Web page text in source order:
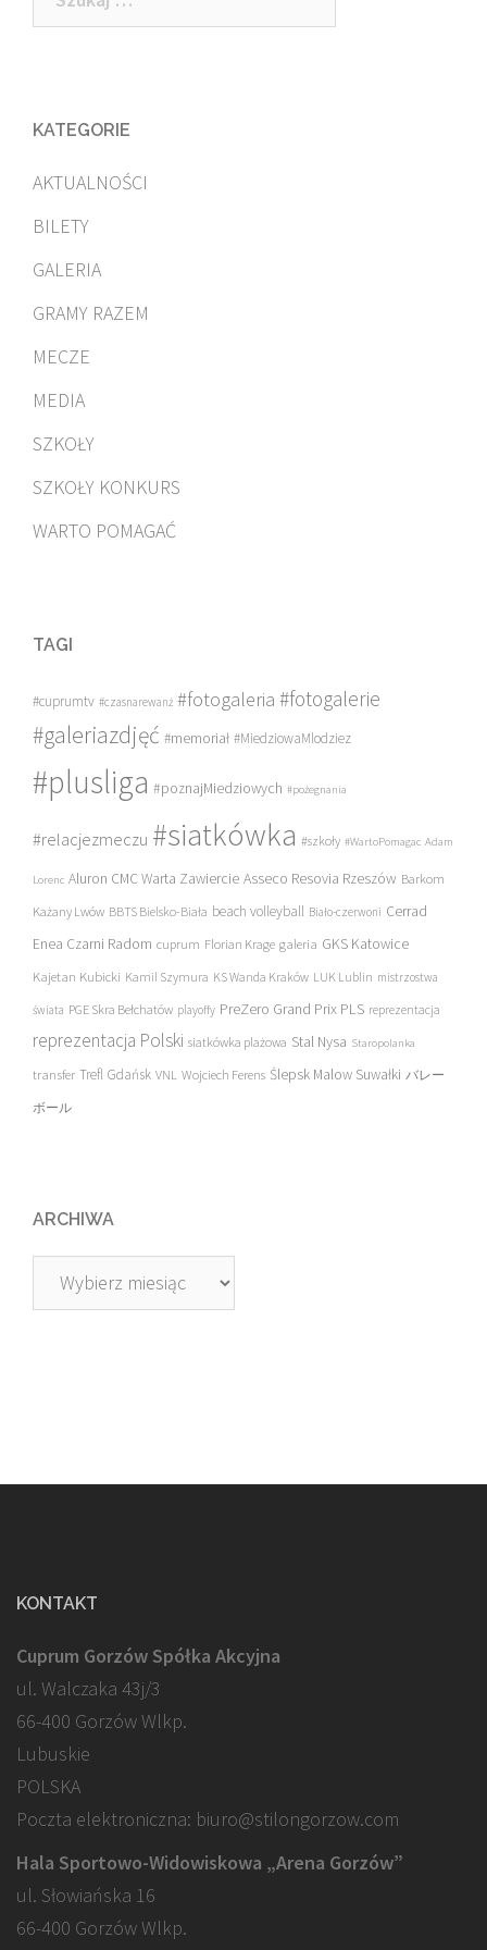
KATEGORIE
AKTUALNOŚCI
BILETY
GALERIA
GRAMY RAZEM
MECZE
MEDIA
SZKOŁY
SZKOŁY KONKURS
WARTO POMAGAĆ
TAGI
#cuprumtv #czasnarewanż #fotogaleria #fotogalerie
#galeriazdjęć #memoriał #MiedziowaMlodziez
#plusliga #poznajMiedziowych #pożegnania
#relacjezmeczu #siatkówka #szkoły #WartoPomagac Adam
Lorenc Aluron CMC Warta Zawiercie Asseco Resovia Rzeszów Barkom
Każany Lwów BBTS Bielsko-Biała beach volleyball Biało-czerwoni Cerrad
Enea Czarni Radom cuprum Florian Krage galeria GKS Katowice
Kajetan Kubicki Kamil Szymura KS Wanda Kraków LUK Lublin mistrzostwa
świata PGE Skra Bełchatów playoffy PreZero Grand Prix PLS reprezentacja
reprezentacja Polski siatkówka plażowa Stal Nysa Staropolanka
transfer Trefl Gdańsk VNL Wojciech Ferens Ślepsk Malow Suwałki バレー
ボール
ARCHIWA
Archiwa
KONTAKT
Cuprum Gorzów Spółka Akcyjna
ul. Walczaka 43j/3
66-400 Gorzów Wlkp.
Lubuskie
POLSKA
Poczta elektroniczna: biuro@stilongorzow.com
Hala Sportowo-Widowiskowa „Arena Gorzów”
ul. Słowiańska 16
66-400 Gorzów Wlkp.